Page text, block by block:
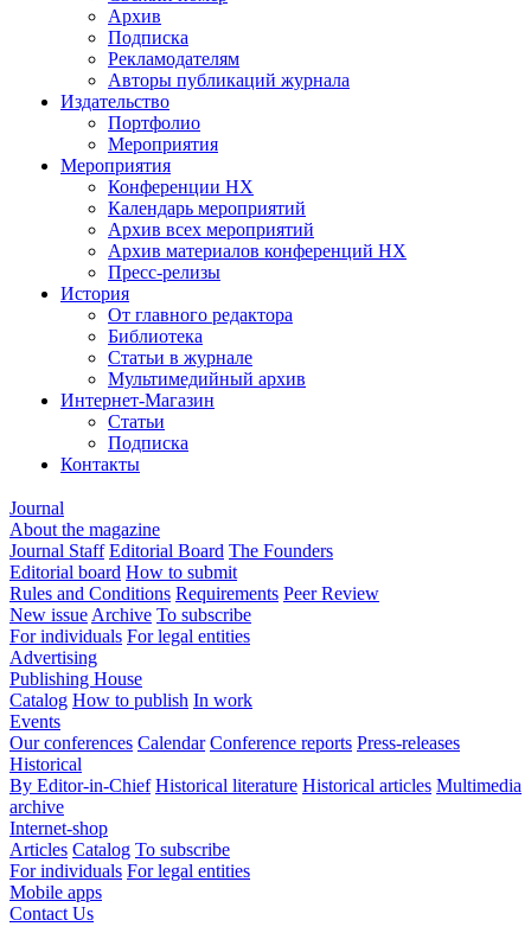
Архив
Подписка
Рекламодателям
Авторы публикаций журнала
Издательство
Портфолио
Мероприятия
Мероприятия
Конференции НХ
Календарь мероприятий
Архив всех мероприятий
Архив материалов конференций НХ
Пресс-релизы
История
От главного редактора
Библиотека
Статьи в журнале
Мультимедийный архив
Интернет-Магазин
Статьи
Подписка
Контакты
Journal
About the magazine
Journal Staff Editorial Board The Founders
Editorial board How to submit
Rules and Conditions Requirements Peer Review
New issue Archive To subscribe
For individuals For legal entities
Advertising
Publishing House
Catalog How to publish In work
Events
Our conferences Calendar Conference reports Press-releases
Historical
By Editor-in-Chief Historical literature Historical articles Multimedia
archive
Internet-shop
Articles Catalog To subscribe
For individuals For legal entities
Mobile apps
Contact Us